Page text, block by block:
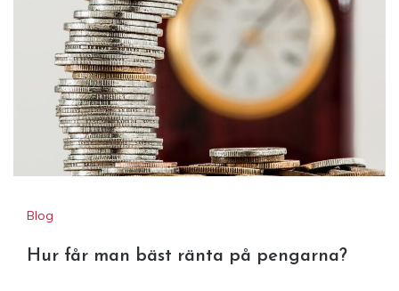
Blog
Hur får man bäst ränta på pengarna?